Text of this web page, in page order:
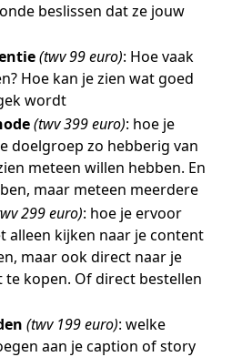
beslissen dat ze jouw
(twv 99 euro): Hoe vaak
Hoe kan je zien wat goed
wordt
(twv 399 euro): hoe je
doelgroep zo hebberig van
meteen willen hebben. En
maar meteen meerdere
299 euro): hoe je ervoor
alleen kijken naar je content
maar ook direct naar je
kopen. Of direct bestellen
(twv 199 euro): welke
aan je caption of story